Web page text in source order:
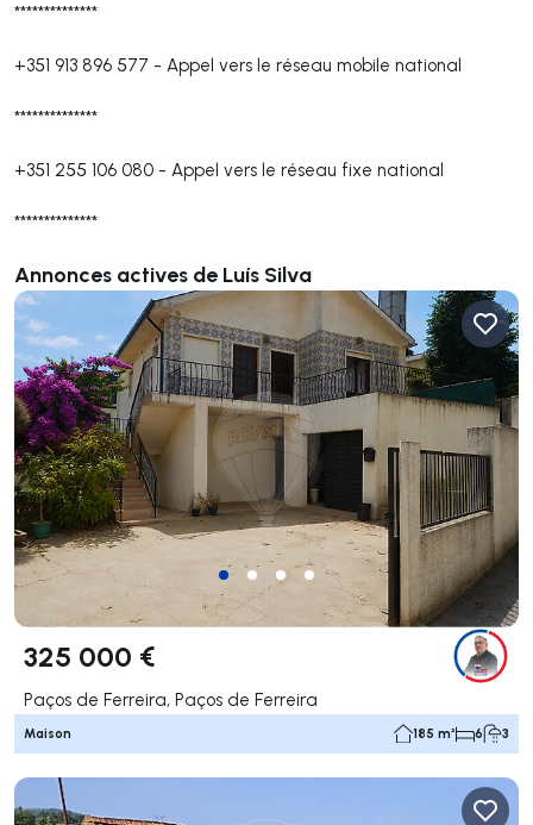
**************
+351 913 896 577 - Appel vers le réseau mobile national
**************
+351 255 106 080 - Appel vers le réseau fixe national
**************
Annonces actives de Luís Silva
325 000 €
Paços de Ferreira, Paços de Ferreira
Maison 185 m² 6 3